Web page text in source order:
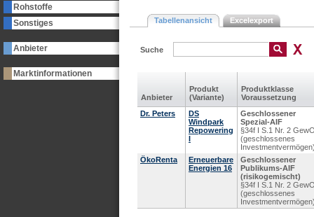
Rohstoffe
Sonstiges
Anbieter
Marktinformationen
Tabellenansicht Excelexport
Suche
Anbieter
Produkt
(Variante)
Produkt­klasse
Voraus­setzung
Dr. Peters
DS
Windpark
Repowering
I
Geschlossener
Spezial-AIF
§34f I S.1 Nr. 2
(geschlossenes
ÖkoRenta
Erneuerbare
Energien 16
Geschlossener
Publikums-AIF
(risikogemischt)
§34f I S.1 Nr. 2
(geschlossenes